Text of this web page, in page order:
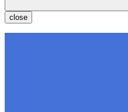
close